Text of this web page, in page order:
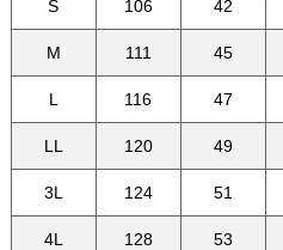
S 106 42
M 111 45
L 116 47
LL 120 49
3L 124 51
4L 128 53